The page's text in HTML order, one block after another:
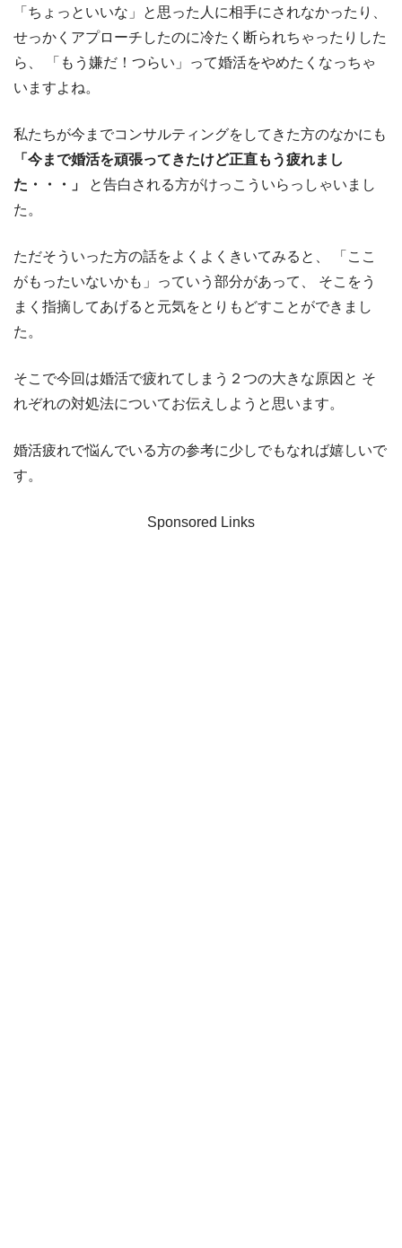
「ちょっといいな」と思った人に相手にされなかったり、
せっかくアプローチしたのに冷たく断られちゃったりした
ら、
「もう嫌だ！つらい」って婚活をやめたくなっちゃ
いますよね。
私たちが今までコンサルティングをしてきた方のなかにも
「今まで婚活を頑張ってきたけど正直もう疲れまし
た・・・」
と告白される方がけっこういらっしゃいまし
た。
ただそういった方の話をよくよくきいてみると、
「ここ
がもったいないかも」っていう部分があって、
そこをう
まく指摘してあげると元気をとりもどすことができまし
た。
そこで今回は婚活で疲れてしまう２つの大きな原因と そ
れぞれの対処法についてお伝えしようと思います。
婚活疲れで悩んでいる方の参考に少しでもなれば嬉しいで
す。
Sponsored Links